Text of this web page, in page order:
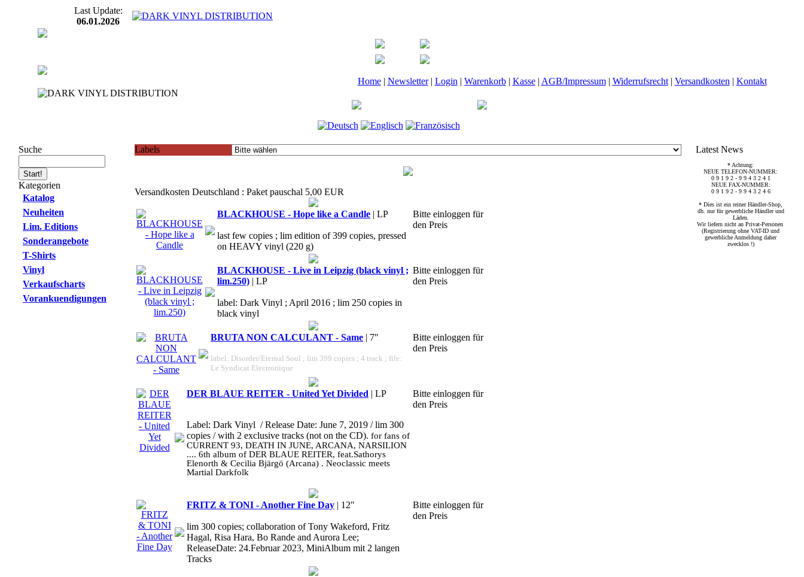
Last Update:
06.01.2026
Home| Newsletter| Login | Warenkorb| Kasse| AGB/Impressum| Widerrufsrecht| Versandkosten | Kontakt
Suche
Kategorien
Katalog
Neuheiten
Lim. Editions
Sonderangebote
T-Shirts
Vinyl
Verkaufscharts
Vorankuendigungen
Labels
Versandkosten Deutschland : Paket pauschal 5,00 EUR
BLACKHOUSE - Hope like a Candle | LP
last few copies ; lim edition of 399 copies, pressed
on HEAVY vinyl (220 g)
Bitte einloggen für
den Preis
BLACKHOUSE - Live in Leipzig (black vinyl ;
lim.250) | LP
label: Dark Vinyl ; April 2016 ; lim 250 copies in
black vinyl
Bitte einloggen für
den Preis
BRUTA NON CALCULANT - Same | 7"
label: Disorder/Eternal Soul ; lim 399 copies ; 4 track ; file:
Le Syndicat Electronique
Bitte einloggen für
den Preis
DER BLAUE REITER - United Yet Divided | LP
Label: Dark Vinyl / Release Date: June 7, 2019 / lim 300
copies / with 2 exclusive tracks (not on the CD). for fans of
CURRENT 93, DEATH IN JUNE, ARCANA, NARSILION
.... 6th album of DER BLAUE REITER, feat.Sathorys
Elenorth & Cecilia Bjärgö (Arcana) . Neoclassic meets
Martial Darkfolk
Bitte einloggen für
den Preis
FRITZ & TONI - Another Fine Day | 12"
lim 300 copies; collaboration of Tony Wakeford, Fritz
Hagal, Risa Hara, Bo Rande and Aurora Lee;
ReleaseDate: 24.Februar 2023, MiniAlbum mit 2 langen
Tracks
Bitte einloggen für
den Preis
Latest News
* Achtung:
NEUE TELEFON-NUMMER:
0 9 1 9 2 - 9 9 4 3 2 4 1
NEUE FAX-NUMMER:
0 9 1 9 2 - 9 9 4 3 2 4 6
* Dies ist ein reiner Händler-Shop,
dh. nur für gewerbliche Händler und
Läden.
Wir liefern nicht an Privat-Personen
(Registrierung ohne VAT-ID und
gewerbliche Anmeldung daher
zwecklos !)